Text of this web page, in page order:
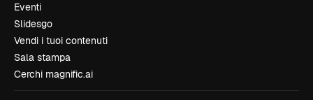
Eventi
Slidesgo
Vendi i tuoi contenuti
Sala stampa
Cerchi magnific.ai